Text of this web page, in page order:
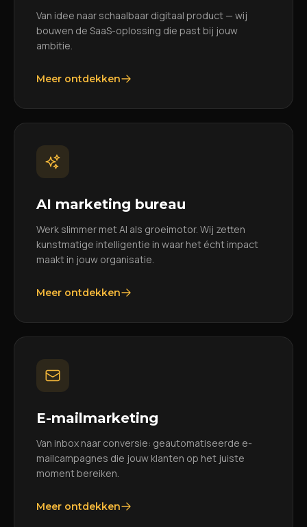
Van idee naar schaalbaar digitaal product — wij
bouwen de SaaS-oplossing die past bij jouw
ambitie.
Meer ontdekken
AI marketing bureau
Werk slimmer met AI als groeimotor. Wij zetten
kunstmatige intelligentie in waar het écht impact
maakt in jouw organisatie.
Meer ontdekken
E-mailmarketing
Van inbox naar conversie: geautomatiseerde e-
mailcampagnes die jouw klanten op het juiste
moment bereiken.
Meer ontdekken